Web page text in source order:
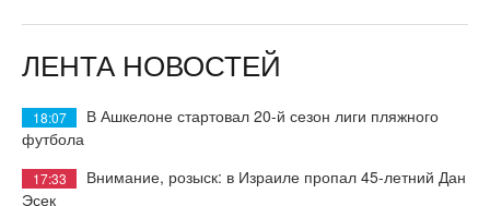
ЛЕНТА НОВОСТЕЙ
18:07
В Ашкелоне стартовал 20-й сезон лиги пляжного
футбола
17:33
Внимание, розыск: в Израиле пропал 45-летний Дан
Эсек